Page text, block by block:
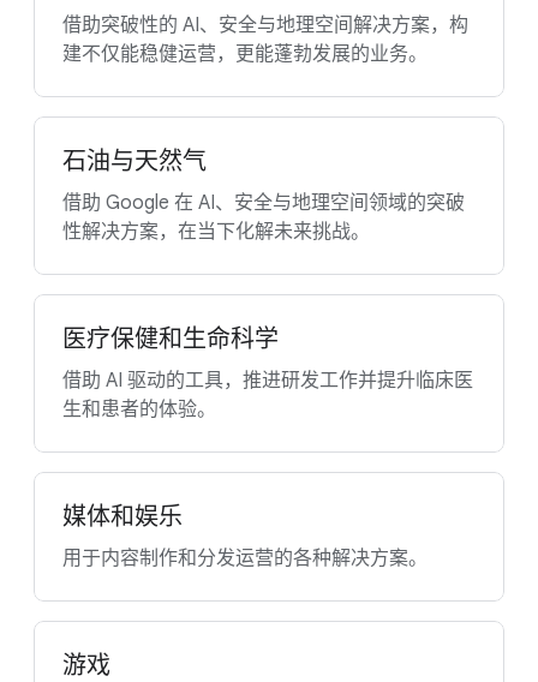
借助突破性的 AI、安全与地理空间解决方案，构
建不仅能稳健运营，更能蓬勃发展的业务。
石油与天然气
借助 Google 在 AI、安全与地理空间领域的突破
性解决方案，在当下化解未来挑战。
医疗保健和生命科学
借助 AI 驱动的工具，推进研发工作并提升临床医
生和患者的体验。
媒体和娱乐
用于内容制作和分发运营的各种解决方案。
游戏